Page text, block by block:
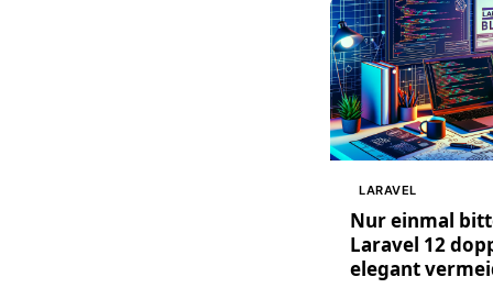
LARAVEL
Nur einmal
Laravel 12
elegant